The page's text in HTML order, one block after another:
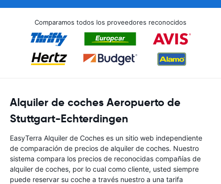
Comparamos todos los proveedores reconocidos
Alquiler de coches Aeropuerto de
Stuttgart-Echterdingen
EasyTerra Alquiler de Coches es un sitio web independiente
de comparación de precios de alquiler de coches. Nuestro
sistema compara los precios de reconocidas compañías de
alquiler de coches, por lo cual como cliente, usted siempre
puede reservar su coche a través nuestro a una tarifa